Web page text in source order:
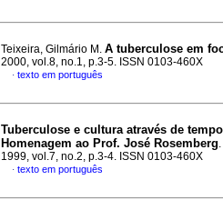
Teixeira, Gilmário M. A tuberculose em
2000, vol.8, no.1, p.3-5. ISSN 0103-460X
· texto em português
Tuberculose e cultura através de
Homenagem ao Prof. José Rosemberg
1999, vol.7, no.2, p.3-4. ISSN 0103-460X
· texto em português